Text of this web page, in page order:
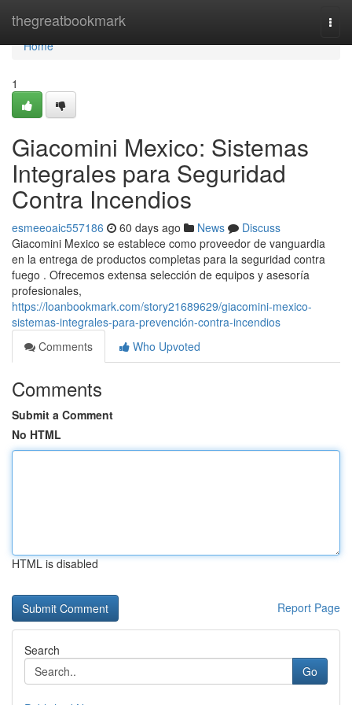
thegreatbookmark
Home
Home
1
Giacomini Mexico: Sistemas
Integrales para Seguridad
Contra Incendios
esmeeoaic557186 60 days ago News
Discuss
Giacomini Mexico se establece como proveedor de vanguardia
en la entrega de productos completas para la seguridad contra
fuego . Ofrecemos extensa selección de equipos y asesoría
profesionales,
https://loanbookmark.com/story21689629/giacomini-mexico-
sistemas-integrales-para-prevención-contra-incendios
Comments
Who Upvoted
Comments
Submit a Comment
No HTML
HTML is disabled
Report Page
Search
Go